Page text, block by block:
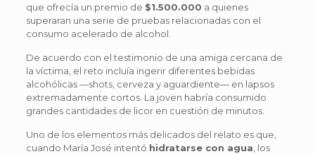
que ofrecía un premio de $1.500.000 a quienes
superaran una serie de pruebas relacionadas con el
consumo acelerado de alcohol.
De acuerdo con el testimonio de una amiga cercana de
la víctima, el reto incluía ingerir diferentes bebidas
alcohólicas —shots, cerveza y aguardiente— en lapsos
extremadamente cortos. La joven habría consumido
grandes cantidades de licor en cuestión de minutos.
Uno de los elementos más delicados del relato es que,
cuando María José intentó hidratarse con agua , los